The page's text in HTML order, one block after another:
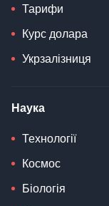
Тарифи
Курс долара
Укрзалізниця
Наука
Технології
Космос
Біологія